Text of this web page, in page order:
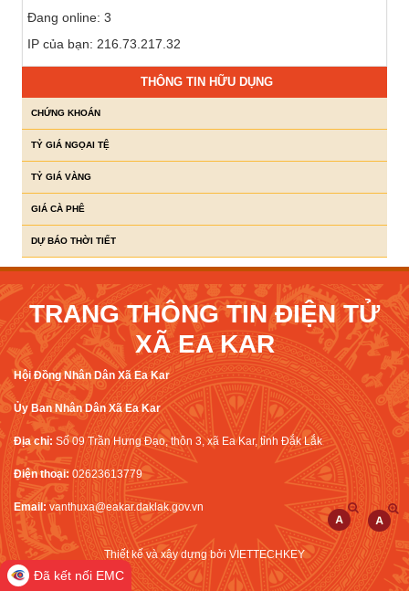
Đang online: 3
IP của bạn: 216.73.217.32
THÔNG TIN HỮU DỤNG
CHỨNG KHOÁN
TỶ GIÁ NGỌAI TỆ
TỶ GIÁ VÀNG
GIÁ CÀ PHÊ
DỰ BÁO THỜI TIẾT
TRANG THÔNG TIN ĐIỆN TỬ
XÃ EA KAR
Hội Đồng Nhân Dân Xã Ea Kar
Ủy Ban Nhân Dân Xã Ea Kar
Địa chỉ: Số 09 Trần Hưng Đạo, thôn 3, xã Ea Kar, tỉnh Đắk Lắk
Điện thoại: 02623613779
Email: vanthuxa@eakar.daklak.gov.vn
Thiết kế và xây dựng bởi VIETTECHKEY
Đã kết nối EMC